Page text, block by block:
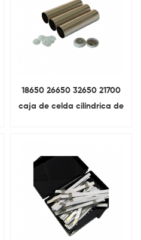
18650 26650 32650 21700
caja de celda cilíndrica de